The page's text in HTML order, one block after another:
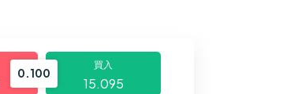
0.100
買入
15.095